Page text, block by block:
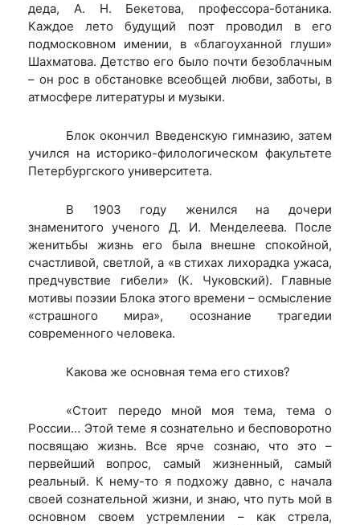
деда, А. Н. Бекетова, профессора-ботаника.
Каждое лето будущий поэт проводил в его
подмосковном имении, в «благоуханной глуши»
Шахматова. Детство его было почти безоблачным
– он рос в обстановке всеобщей любви, заботы, в
атмосфере литературы и музыки.
Блок окончил Введенскую гимназию, затем
учился на историко-филологическом факультете
Петербургского университета.
В 1903 году женился на дочери
знаменитого ученого Д. И. Менделеева. После
женитьбы жизнь его была внешне спокойной,
счастливой, светлой, а «в стихах лихорадка ужаса,
предчувствие гибели» (К. Чуковский). Главные
мотивы поэзии Блока этого времени – осмысление
«страшного мира», осознание трагедии
современного человека.
Какова же основная тема его стихов?
«Стоит передо мной моя тема, тема о
России… Этой теме я сознательно и бесповоротно
посвящаю жизнь. Все ярче сознаю, что это –
первейший вопрос, самый жизненный, самый
реальный. К нему-то я подхожу давно, с начала
своей сознательной жизни, и знаю, что путь мой в
основном своем устремлении – как стрела,